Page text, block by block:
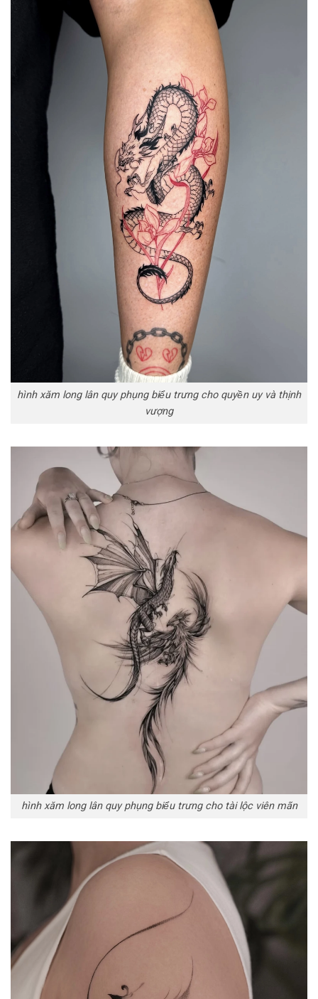
hình xăm long lân quy phụng biểu trưng cho quyền uy và thịnh
vượng
hình xăm long lân quy phụng biểu trưng cho tài lộc viên mãn